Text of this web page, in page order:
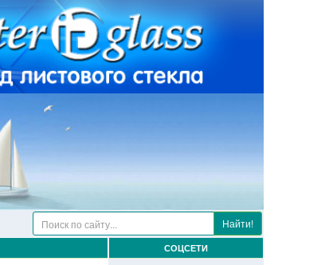
Найти!
СОЦСЕТИ